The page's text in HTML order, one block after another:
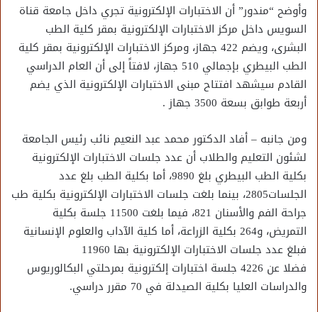
وأوضح “مندور” أن الاختبارات الإلكترونية تجري داخل جامعة قناة
السويس داخل مركز الاختبارات الإلكترونية بمقر كلية الطب
البشرى، ويضم 422 جهاز، ومركز الاختبارات الإلكترونية بمقر كلية
الطب البيطري بإجمالي 510 جهاز، لافتاً إلى أن العام الدراسي
القادم سيشهد افتتاح مبنى الاختبارات الإلكترونية الذي يضم
أربعة طوابق بسعة 3500 جهاز .
ومن جانبه – أفاد الدكتور محمد عبد النعيم نائب رئيس الجامعة
لشئون التعليم والطلاب أن عدد جلسات الاختبارات الإلكترونية
بكلية الطب البيطري بلغ 9890، أما بكلية الطب بلغ عدد
الجلسات2805، بينما بلغت جلسات الاختبارات الإلكترونية بكلية طب
جراحة الفم والأسنان 821، فيما بلغت 11500 جلسة بكلية
التمريض، و264 بكلية الزراعة، أما كلية الآداب والعلوم الإنسانية
فبلغ عدد جلسات الاختبارات الإلكترونية بها 11960
فضلا عن 4226 جلسة اختبارات إلكترونية بمرحلتي البكالوريوس
والدراسات العليا بكلية الصيدلة في 70 مقرر دراسي.